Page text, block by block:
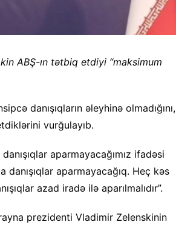
ABŞ-ın tətbiq etdiyi “maksimum
danışıqların əleyhinə olmadığını,
vurğulayıb.
aparmayacağımız ifadəsi
aparmayacağıq. Heç kəs
azad iradə ilə aparılmalıdır”.
prezidenti Vladimir Zelenskinin